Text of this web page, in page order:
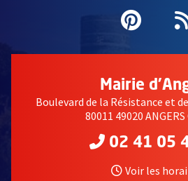
,
Mairie
Boulevard de la Résistance et
80011 49020 ANGERS
02 41 05
Voir les